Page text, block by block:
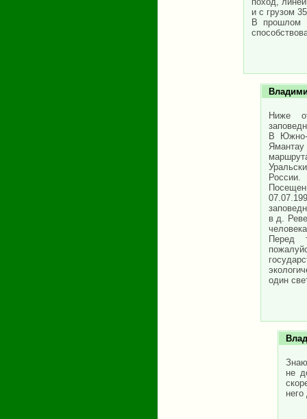
и с грузом
В прошлом
Ниже
В Южно-
России.
в д.
Перед
один
не